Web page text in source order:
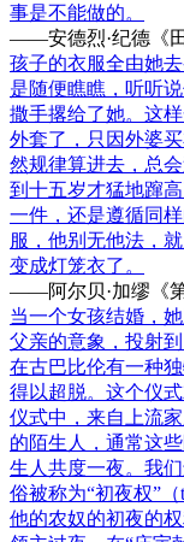
事是不能做的。
——安德烈·纪德《田
孩子的衣服全由她
是随便瞧瞧，听听
撒手撂给了她。这
外套了，只因外婆
然规律算进去，总
到十五岁才猛地蹿
一件，还是遵循同
服，他别无他法，
变成灯笼衣了。
——阿尔贝·加缪《第
当一个女孩结婚，
父亲的意象，投射
在古巴比伦有一种
得以超脱。这个仪式
仪式中，来自上流
的陌生人，通常这
生人共度一夜。我
俗被称为“初夜权”（
他的农奴的初夜的